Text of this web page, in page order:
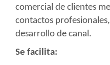
comercial de clientes
contactos
desarrollo de canal.
Se facilita: